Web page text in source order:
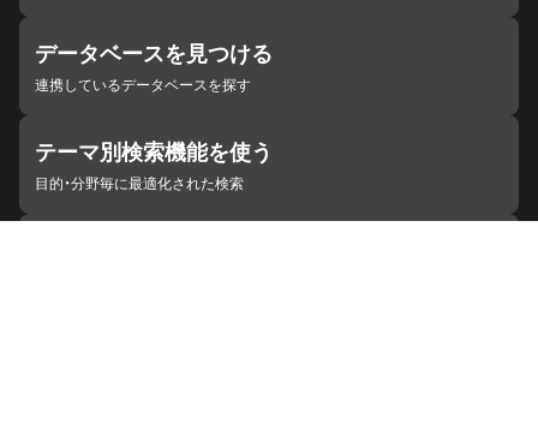
データベースを見つける
連携しているデータベースを探す
テーマ別検索機能を使う
目的・分野毎に最適化された検索